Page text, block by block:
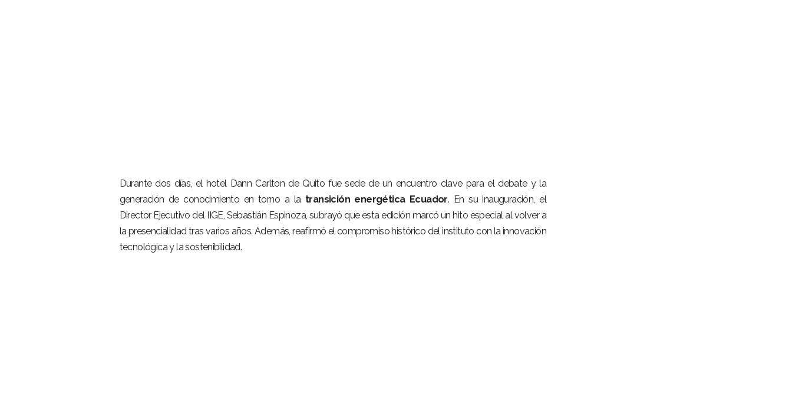
Durante dos días, el hotel Dann Carlton de Quito fue sede de un encuentro clave para el debate y la
generación de conocimiento en torno a la transición energética Ecuador. En su inauguración, el
Director Ejecutivo del IIGE, Sebastián Espinoza, subrayó que esta edición marcó un hito especial al volver a
la presencialidad tras varios años. Además, reafirmó el compromiso histórico del instituto con la innovación
tecnológica y la sostenibilidad.